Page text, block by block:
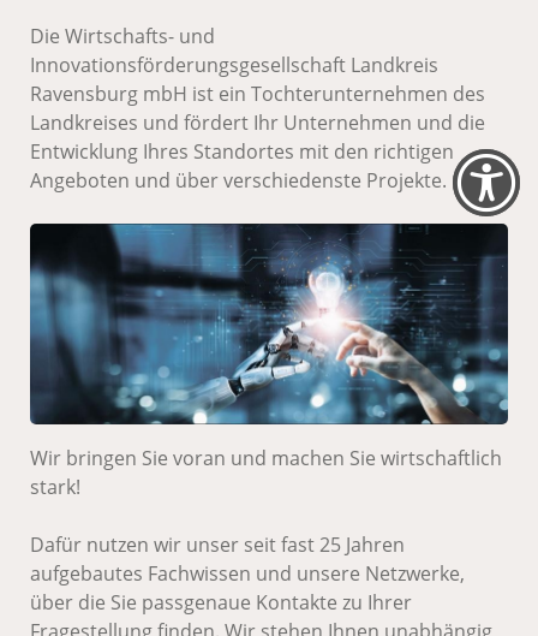
Die Wirtschafts- und
Innovationsförderungsgesellschaft Landkreis
Ravensburg mbH ist ein Tochterunternehmen des
Landkreises und fördert Ihr Unternehmen und die
Entwicklung Ihres Standortes mit den richtigen
Angeboten und über verschiedenste Projekte.
Wir bringen Sie voran und machen Sie wirtschaftlich
stark!
Dafür nutzen wir unser seit fast 25 Jahren
aufgebautes Fachwissen und unsere Netzwerke,
über die Sie passgenaue Kontakte zu Ihrer